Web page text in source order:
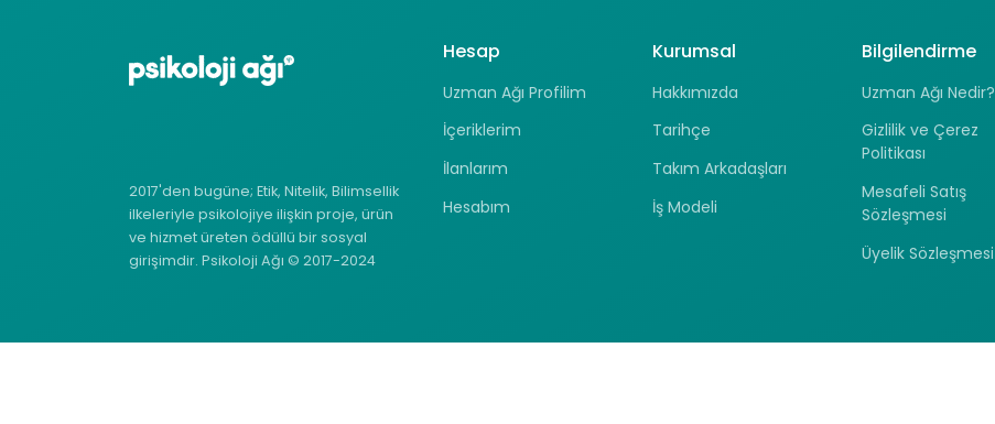
Hesap
Uzman Ağı Profilim
İçeriklerim
İlanlarım
Hesabım
Kurumsal
Hakkımızda
Tarihçe
Takım Arkadaşları
İş Modeli
Bilgilendirme
Uzman Ağı Nedir?
Gizlilik ve Çerez
Politikası
Mesafeli Satış
Sözleşmesi
Üyelik Sözleşmesi
2017'den bugüne; Etik, Nitelik, Bilimsellik
ilkeleriyle psikolojiye ilişkin proje, ürün
ve hizmet üreten ödüllü bir sosyal
girişimdir. Psikoloji Ağı © 2017-2024